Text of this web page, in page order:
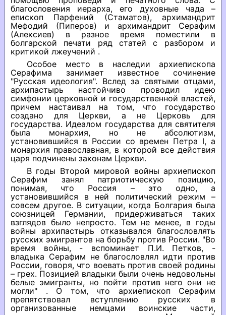
благословения иерарха, его духовные чада –
епископ Парфений (Стаматов), архимандрит
Мефодий (Пиперов) и архимандрит Серафим
(Алексиев) в разное время поместили в
болгарской печати ряд статей с разбором и
критикой лжеучений .
Особое место в наследии архиепископа
Серафима занимает известное сочинение
"Русская идеология". Вслед за святыми отцами,
архипастырь настойчиво проводил идею
симфонии церковной и государственной властей,
причем настаивал на том, что государство
создано для Церкви, а не Церковь для
государства. Идеалом государства для святителя
была монархия, но не абсолютизм,
установившийся в России со времен Петра I, а
монархия православная, в которой все действия
царя подчинены законам Церкви.
В годы Второй мировой войны архиепископ
Серафим занял патриотическую позицию,
понимая, что Россия – это одно, а
установившийся в ней политический режим –
совсем другое. В ситуации, когда Болгария была
союзницей Германии, придерживаться таких
взглядов было непросто. Тем не менее, в годы
войны архипастырь отказывался благословлять
русских эмигрантов на борьбу против России. "Во
время войны, - вспоминает П.И. Петков, -
владыка Серафим не благословлял идти против
России, говоря, что воевать против своей родины
– грех. Позицией владыки были очень недовольны
белые эмигранты, но пойти против него они не
могли" . О том, что архиепископ Серафим
препятствовал вступлению русских в
организованные немцами воинские части,